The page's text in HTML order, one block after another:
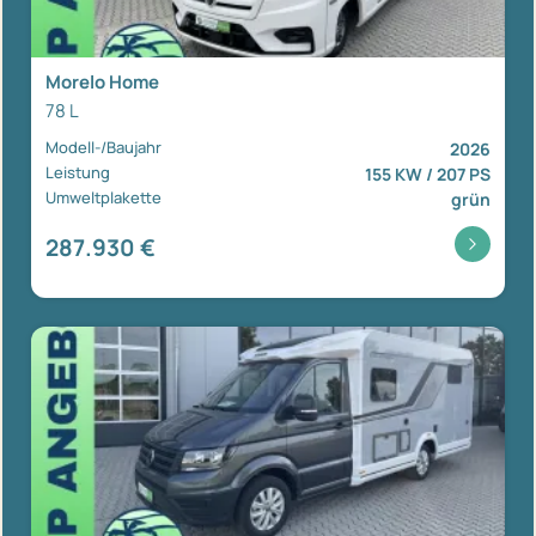
Morelo Home
78 L
Modell-/Baujahr 2026
Leistung 155 KW / 207 PS
Umweltplakette grün
287.930 €